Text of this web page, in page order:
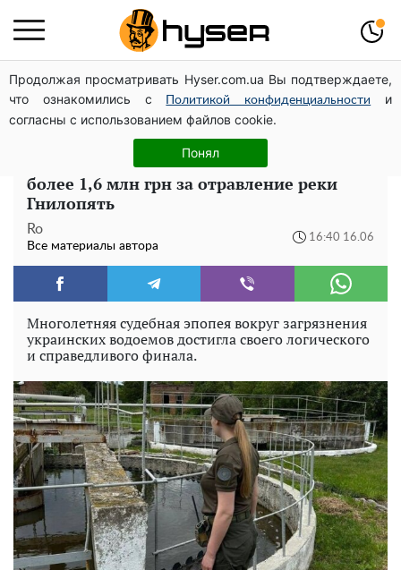
Продолжая просматривать Hyser.com.ua Вы подтверждаете,
что ознакомились с
Политикой конфиденциальности
и
согласны с использованием файлов cookie.
Понял
Елена Тополя слив видео – это далеко не все:
фронтмен "Антитела" Тарас Тополя стал следующим
Финальный аккорд в судебном
противостоянии: ООО «КЭС» заплатит
более 1,6 млн грн за отравление реки
Гнилопять
Ro
Все материалы автора
16:40 16.06
Многолетняя судебная эпопея вокруг загрязнения
украинских водоемов достигла своего логического
и справедливого финала.